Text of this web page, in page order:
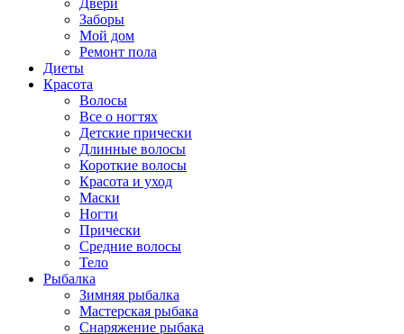
Заборы
Мой дом
Ремонт пола
Диеты
Красота
Волосы
Все о ногтях
Детские прически
Длинные волосы
Короткие волосы
Красота и уход
Маски
Ногти
Прически
Средние волосы
Тело
Рыбалка
Зимняя рыбалка
Мастерская рыбака
Снаряжение рыбака